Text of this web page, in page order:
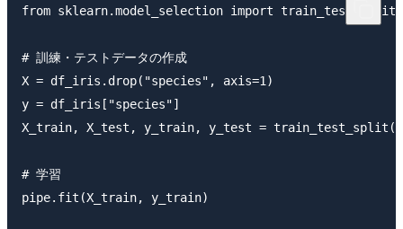
from sklearn.model_selection import train_test_split
# 訓練・テストデータの作成
X = df_iris.drop("species", axis=1)
y = df_iris["species"]
X_train, X_test, y_train, y_test = train_test_split(X,
# 学習
pipe.fit(X_train, y_train)